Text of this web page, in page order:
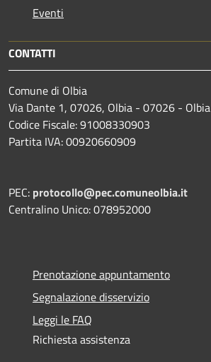
Eventi
CONTATTI
Comune di Olbia
Via Dante 1, 07026, Olbia - 07026 - Olbia
Codice Fiscale: 91008330903
Partita IVA: 00920660909
PEC: protocollo@pec.comuneolbia.it
Centralino Unico: 078952000
Prenotazione appuntamento
Segnalazione disservizio
Leggi le FAQ
Richiesta assistenza